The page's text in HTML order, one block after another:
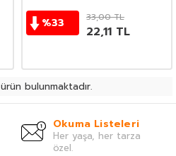
%33 33,00TL
22,11 TL
ürün bulunmaktadır.
Okuma Listeleri
Her yaşa, her tarza
özel.